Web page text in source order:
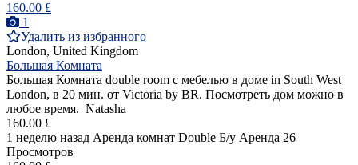
160.00 £
1
Удалить из избранного
London, United Kingdom
Большая Комната
Большая Комната double room с мебелью в доме in South West
London, в 20 мин. от Victoria by BR. Посмотреть дом можно в
любое время. Natasha
160.00 £
1 неделю назад Аренда комнат Double Б/у Аренда 26
Просмотров